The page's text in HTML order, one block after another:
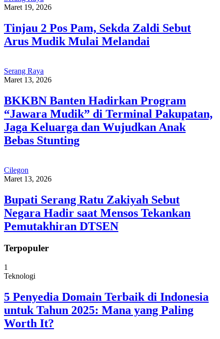
Maret 19, 2026
Tinjau 2 Pos Pam, Sekda Zaldi Sebut
Arus Mudik Mulai Melandai
Serang Raya
Maret 13, 2026
BKKBN Banten Hadirkan Program
“Jawara Mudik” di Terminal Pakupatan,
Jaga Keluarga dan Wujudkan Anak
Bebas Stunting
Cilegon
Maret 13, 2026
Bupati Serang Ratu Zakiyah Sebut
Negara Hadir saat Mensos Tekankan
Pemutakhiran DTSEN
Terpopuler
1
Teknologi
5 Penyedia Domain Terbaik di Indonesia
untuk Tahun 2025: Mana yang Paling
Worth It?